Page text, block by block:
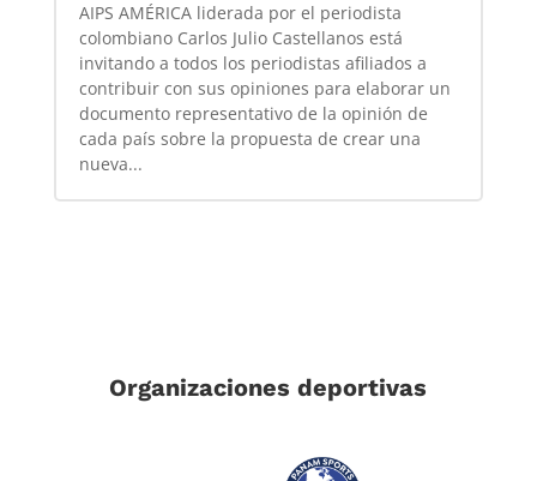
AIPS AMÉRICA liderada por el periodista
colombiano Carlos Julio Castellanos está
invitando a todos los periodistas afiliados a
contribuir con sus opiniones para elaborar un
documento representativo de la opinión de
cada país sobre la propuesta de crear una
nueva...
Organizaciones deportivas